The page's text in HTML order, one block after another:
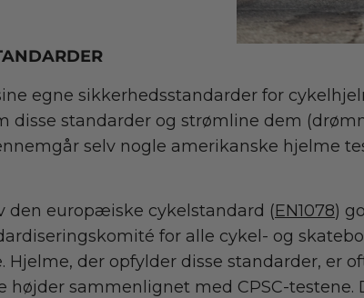
egne sikkerhedsstandarder for
disse standarder og strømline dem
selv nogle amerikanske hjelme
den europæiske cykelstandard (EN1078)
for alle cykel- og
der opfylder disse standarder, er
højder sammenlignet med CPSC-testene.